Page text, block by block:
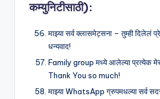
कम्युनिटीसाठी):
माझ्या सर्व क्लासमेट्सना – तुम्ही दिलेलं
धन्यवाद!
Family group मध्ये आलेल्या प्रत्येक
Thank You so much!
माझ्या WhatsApp ग्रुपमधल्या सर्व